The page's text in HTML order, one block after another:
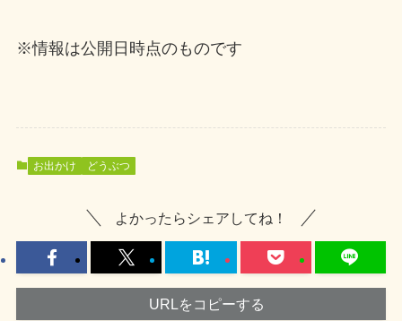
※情報は公開日時点のものです
お出かけ どうぶつ
よかったらシェアしてね！
URLをコピーする